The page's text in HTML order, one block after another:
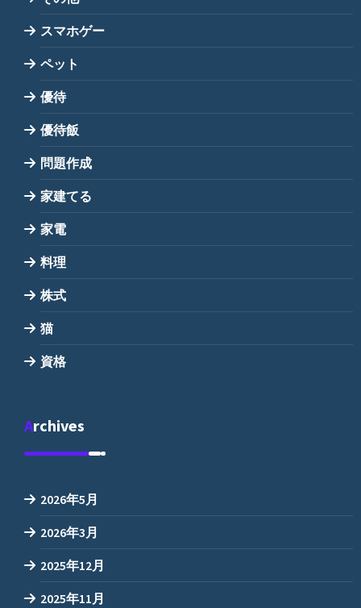
スマホゲー
ペット
優待
優待飯
問題作成
家建てる
家電
料理
株式
猫
資格
Archives
2026年5月
2026年3月
2025年12月
2025年11月